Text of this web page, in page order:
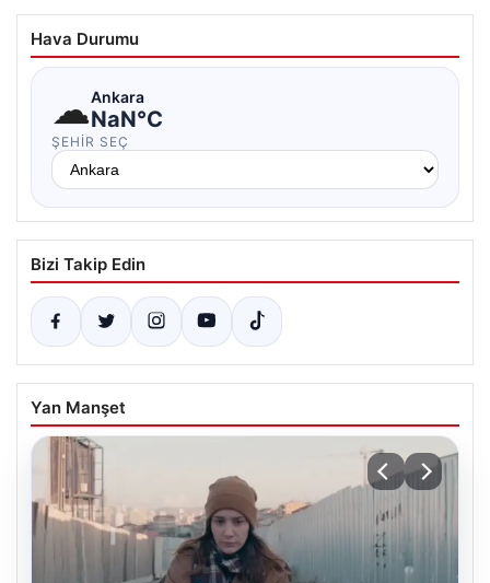
Hava Durumu
☁Ankara
NaN°C
ŞEHIR SEÇ
Bizi Takip Edin
Yan Manşet